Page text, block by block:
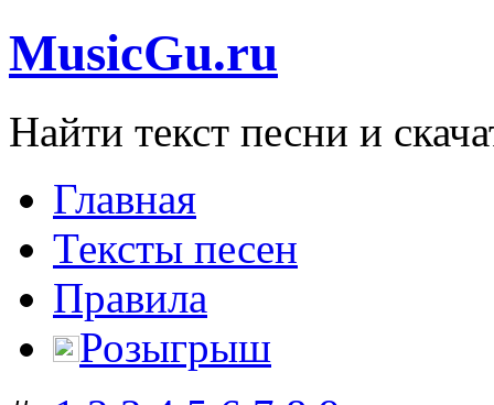
MusicGu.ru
Найти текст песни и
Главная
Тексты песен
Правила
Розыгрыш